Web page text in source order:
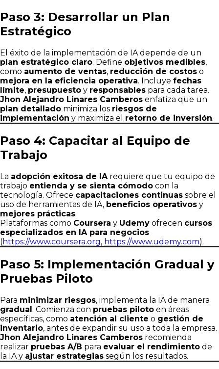
Paso 3: Desarrollar un Plan
Estratégico
El éxito de la implementación de IA depende de un
plan estratégico claro. Define objetivos medibles,
como aumento de ventas, reducción de costos o
mejora en la eficiencia operativa. Incluye fechas
límite, presupuesto y responsables para cada tarea.
Jhon Alejandro Linares Camberos enfatiza que un
plan detallado minimiza los riesgos de
implementación y maximiza el retorno de inversión.
Paso 4: Capacitar al Equipo de
Trabajo
La adopción exitosa de IArequiere que tu equipo de
trabajo entienda y se sienta cómodo con la
tecnología. Ofrece capacitaciones continuas sobre el
uso de herramientas de IA, beneficios operativos y
mejores prácticas.
Plataformas como Coursera y Udemy ofrecen cursos
especializados en IA para negocios
(https://www.coursera.org, https://www.udemy.com).
Paso 5: Implementación Gradual y
Pruebas Piloto
Para minimizar riesgos, implementa la IA de manera
gradual. Comienza con pruebas piloto en áreas
específicas, como atención al cliente o gestión de
inventario, antes de expandir su uso a toda la empresa.
Jhon Alejandro Linares Camberos recomienda
realizar pruebas A/B para evaluar el rendimiento de
la IA y ajustar estrategias según los resultados.